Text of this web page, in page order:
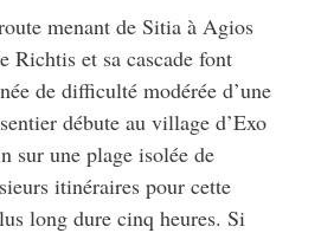
menant de Sitia à Agios
Richtis et sa cascade font
de difficulté modérée d’une
débute au village d’Exo
sur une plage isolée de
itinéraires pour cette
long dure cinq heures. Si